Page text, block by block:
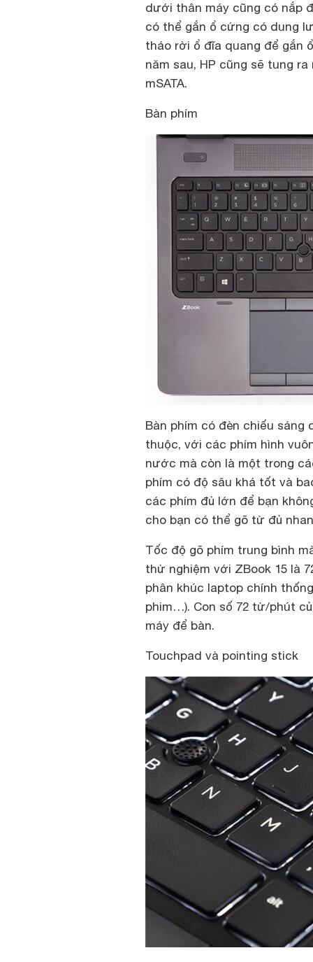
dưới thân máy cũng có nắp
có thể gắn ổ cứng có dung
tháo rời ổ đĩa quang để gắn
năm sau, HP cũng sẽ tung
mSATA.
Bàn phím
Bàn phím có đèn chiếu sáng
thuộc, với các phím hình
nước mà còn là một trong
phím có độ sâu khá tốt và
các phím đủ lớn để bạn
cho bạn có thể gõ từ đủ
Tốc độ gõ phím trung bình
thử nghiệm với ZBook 15 là
phân khúc laptop chính
phim…). Con số 72 từ/phút
máy để bàn.
Touchpad và pointing stick